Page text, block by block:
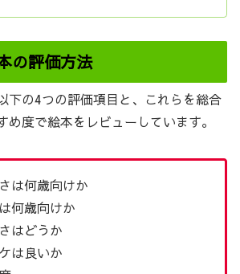
の評価方法
下の4つの評価項目と、これらを総合
め度で絵本をレビューしています。
は何歳向けか
何歳向けか
はどうか
は良いか